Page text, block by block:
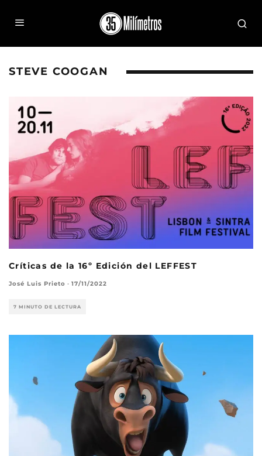
STEVE COOGAN
Críticas de la 16º Edición del LEFFEST
José Luis Prieto · 17/11/2022
7 MINUTO DE LECTURA